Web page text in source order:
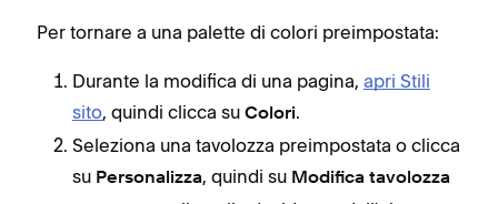
Per tornare a una palette di colori preimpostata:
Durante la modifica di una pagina, apri Stili
sito, quindi clicca su Colori.
Seleziona una tavolozza preimpostata o clicca
su Personalizza, quindi su Modifica tavolozza